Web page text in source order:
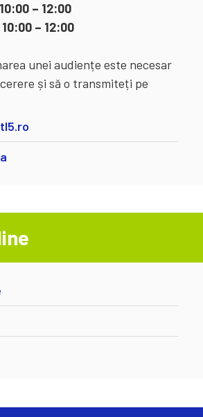
10:00 – 12:00
10:00 – 12:00
unei audiențe este necesar
și să o transmiteți pe